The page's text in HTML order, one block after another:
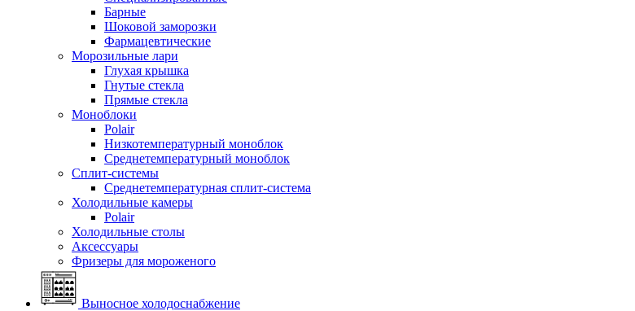
Барные
Шоковой заморозки
Фармацевтические
Морозильные лари
Глухая крышка
Гнутые стекла
Прямые стекла
Моноблоки
Polair
Низкотемпературный моноблок
Среднетемпературный моноблок
Сплит-системы
Среднетемпературная сплит-система
Холодильные камеры
Polair
Холодильные столы
Аксессуары
Фризеры для мороженого
Выносное холодоснабжение